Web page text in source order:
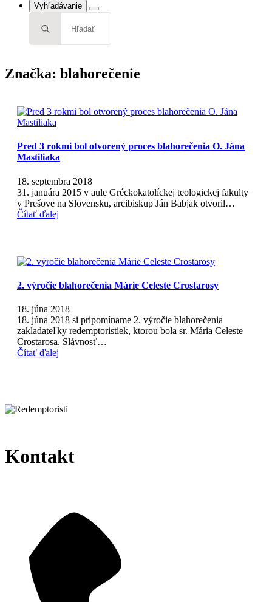
Vyhľadávanie
for:
Značka: blahorečenie
Pred 3 rokmi bol otvorený proces blahorečenia O. Jána
Mastiliaka
18. septembra 2018
31. januára 2015 v aule Gréckokatolíckej teologickej fakulty
v Prešove na Slovensku, arcibiskup Ján Babjak otvoril…
Čítať ďalej
2. výročie blahorečenia Márie Celeste Crostarosy
18. júna 2018
18. júna 2018 si pripomíname 2. výročie blahorečenia
zakladateľky redemptoristiek, ktorou bola sr. Mária Celeste
Crostarosa. Slávnosť…
Čítať ďalej
Kontakt